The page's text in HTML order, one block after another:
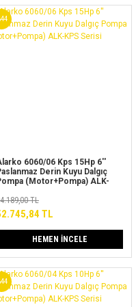
6060/06 Kps 15Hp 6''
Derin Kuyu Dalgıç
(Motor+Pompa) ALK-
TL
TL
HEMEN İNCELE